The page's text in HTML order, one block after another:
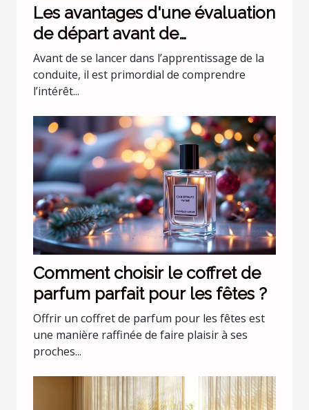
Les avantages d'une évaluation
de départ avant de
commencer les leçons de
conduite
Avant de se lancer dans l’apprentissage de la
conduite, il est primordial de comprendre
l’intérêt...
Comment choisir le coffret de
parfum parfait pour les fêtes ?
Offrir un coffret de parfum pour les fêtes est
une manière raffinée de faire plaisir à ses
proches...